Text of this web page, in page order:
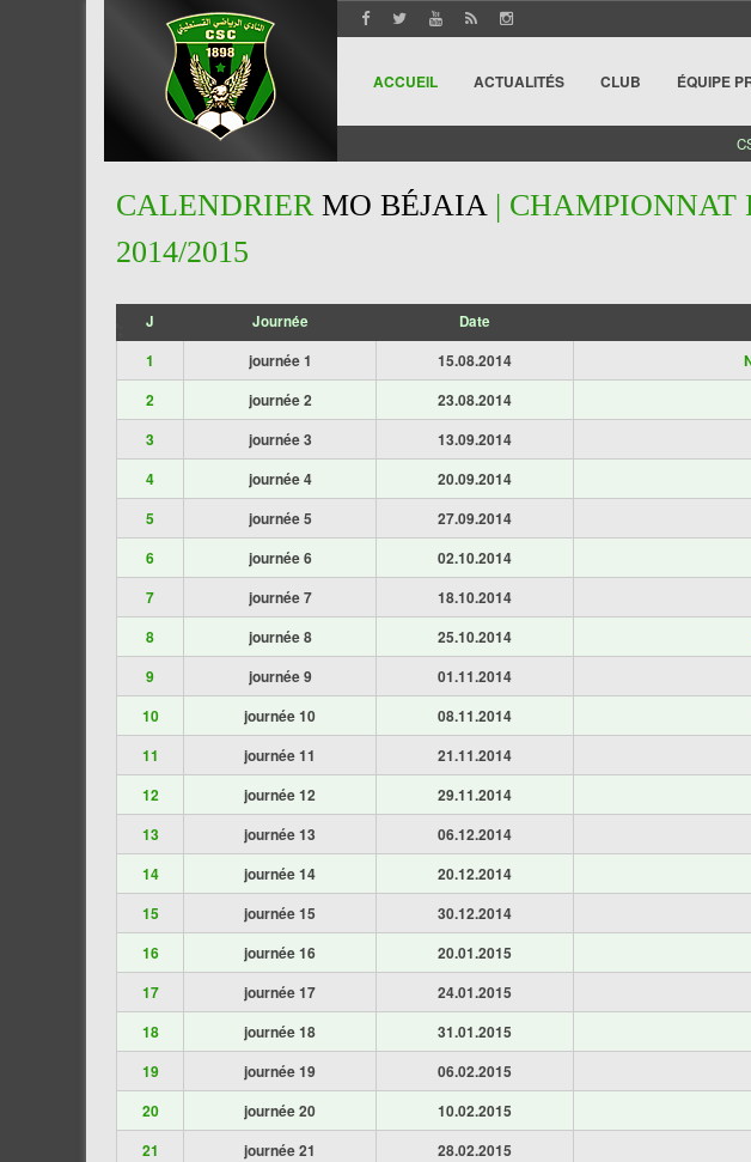
ACCUEIL ACTUALITÉS CLUB ÉQUIPE
CALENDRIER MO BÉJAIA| CHAMPIONNAT
2014/2015
J Journée Date
1 journée 1 15.08.2014
2
journée 2 23.08.2014
3
journée 3 13.09.2014
4
journée 4 20.09.2014
5
journée 5 27.09.2014
6
journée 6 02.10.2014
7
journée 7 18.10.2014
8
journée 8 25.10.2014
9
journée 9 01.11.2014
10
journée 10 08.11.2014
11
journée 11 21.11.2014
12
journée 12 29.11.2014
13
journée 13 06.12.2014
14
journée 14 20.12.2014
15
journée 15 30.12.2014
16
journée 16 20.01.2015
17
journée 17 24.01.2015
18
journée 18 31.01.2015
19
journée 19 06.02.2015
20
journée 20 10.02.2015
21
journée 21 28.02.2015